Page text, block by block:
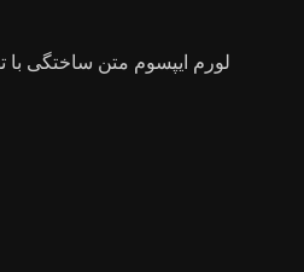
لورم ایپسوم متن ساختگی با